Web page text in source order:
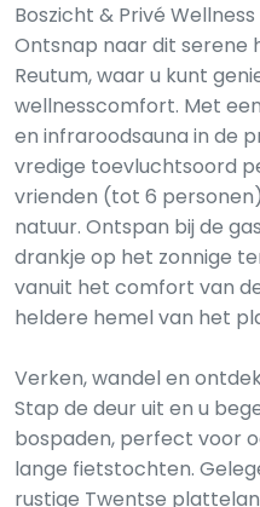
Boszicht & Privé
Ontsnap naar dit serene
Reutum, waar u kunt
wellnesscomfort. Met
en infraroodsauna in de
vredige toevluchtsoord
vrienden (tot 6
natuur. Ontspan bij de
drankje op het zonnige
vanuit het comfort van
heldere hemel van het
Verken, wandel en
Stap de deur uit en u
bospaden, perfect voor
lange fietstochten.
rustige Twentse